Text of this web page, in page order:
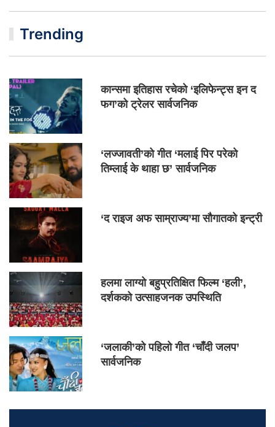
Trending
कान्समा इतिहास रचेको ‘इलिफेन्ट्स इन द
फग’को ट्रेलर सार्वजनिक
‘लज्जावती’को गीत ‘मलाई पिर परेको
तिम्लाई के थाहा छ’ सार्वजनिक
‘द राइज अफ साम्राज्य’मा सौगातको इन्ट्री
हलमा लाग्यो बहुप्रतिक्षित फिल्म ‘हली’,
दर्शकको उत्साहजनक उपस्थिति
‘जलाकी’को पहिलो गीत ‘चाँदी जलप’
सार्वजनिक